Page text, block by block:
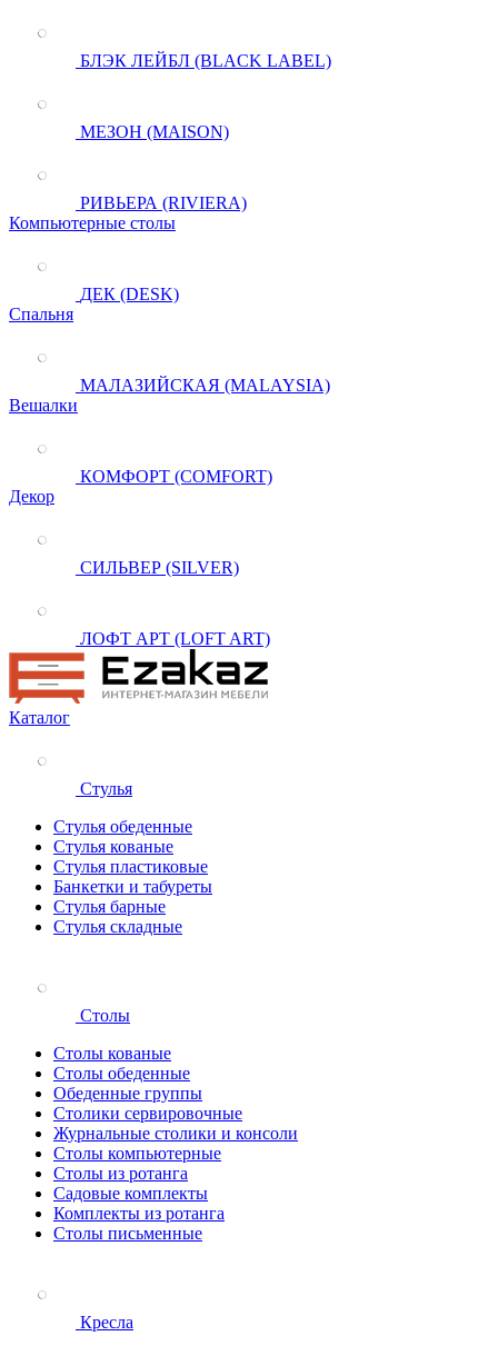
БЛЭК ЛЕЙБЛ (BLACK LABEL)
МЕЗОН (MAISON)
РИВЬЕРА (RIVIERA)
Компьютерные столы
ДЕК (DESK)
Спальня
МАЛАЗИЙСКАЯ (MALAYSIA)
Вешалки
КОМФОРТ (COMFORT)
Декор
СИЛЬВЕР (SILVER)
ЛОФТ АРТ (LOFT ART)
Каталог
Стулья
Стулья обеденные
Стулья кованые
Стулья пластиковые
Банкетки и табуреты
Стулья барные
Стулья складные
Столы
Столы кованые
Столы обеденные
Обеденные группы
Столики сервировочные
Журнальные столики и консоли
Столы компьютерные
Столы из ротанга
Садовые комплекты
Комплекты из ротанга
Столы письменные
Кресла